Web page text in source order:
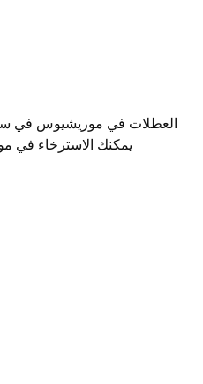
العطلات في موريشيوس في
يمكنك الاسترخاء في